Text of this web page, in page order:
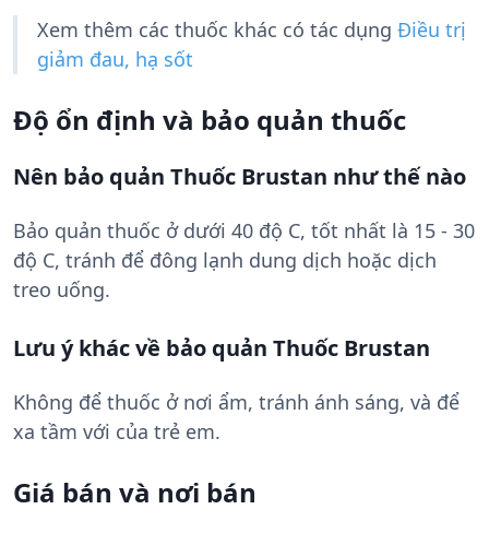
Xem thêm các thuốc khác có tác dụng Điều trị
giảm đau, hạ sốt
Độ ổn định và bảo quản thuốc
Nên bảo quản Thuốc Brustan như thế nào
Bảo quản thuốc ở dưới 40 độ C, tốt nhất là 15 - 30
độ C, tránh để đông lạnh dung dịch hoặc dịch
treo uống.
Lưu ý khác về bảo quản Thuốc Brustan
Không để thuốc ở nơi ẩm, tránh ánh sáng, và để
xa tầm với của trẻ em.
Giá bán và nơi bán